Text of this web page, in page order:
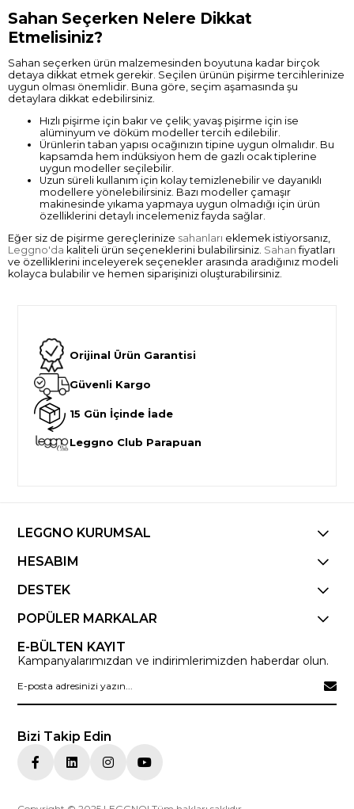
Sahan Seçerken Nelere Dikkat
Etmelisiniz?
Sahan seçerken ürün malzemesinden boyutuna kadar birçok
detaya dikkat etmek gerekir. Seçilen ürünün pişirme tercihlerinize
uygun olması önemlidir. Buna göre, seçim aşamasında şu
detaylara dikkat edebilirsiniz.
Hızlı pişirme için bakır ve çelik; yavaş pişirme için ise
alüminyum ve döküm modeller tercih edilebilir.
Ürünlerin taban yapısı ocağınızın tipine uygun olmalıdır. Bu
kapsamda hem indüksiyon hem de gazlı ocak tiplerine
uygun modeller seçilebilir.
Uzun süreli kullanım için kolay temizlenebilir ve dayanıklı
modellere yönelebilirsiniz. Bazı modeller çamaşır
makinesinde yıkama yapmaya uygun olmadığı için ürün
özelliklerini detaylı incelemeniz fayda sağlar.
Eğer siz de pişirme gereçlerinize sahanları eklemek istiyorsanız,
Leggno'da kaliteli ürün seçeneklerini bulabilirsiniz. Sahan fiyatları
ve özelliklerini inceleyerek seçenekler arasında aradığınız modeli
kolayca bulabilir ve hemen siparişinizi oluşturabilirsiniz.
Orijinal Ürün Garantisi
Güvenli Kargo
15 Gün İçinde İade
Leggno Club Parapuan
LEGGNO KURUMSAL
HESABIM
DESTEK
POPÜLER MARKALAR
E-BÜLTEN KAYIT
Kampanyalarımızdan ve indirimlerimizden haberdar olun.
Bizi Takip Edin